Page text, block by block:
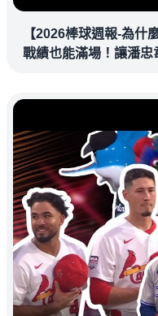
【2026棒球週報-為什
戰績也能滿場！讓潘忠